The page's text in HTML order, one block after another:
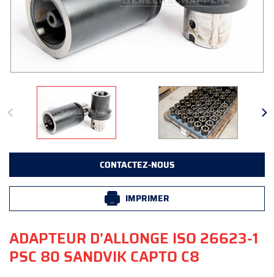
CONTACTEZ-NOUS
IMPRIMER
ADAPTEUR D'ALLONGE ISO 26623-1
PSC 80 SANDVIK CAPTO C8